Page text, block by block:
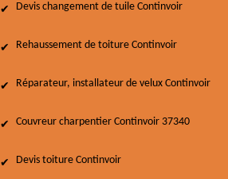
Devis changement de tuile Continvoir
Rehaussement de toiture Continvoir
Réparateur, installateur de velux Continvoir
Couvreur charpentier Continvoir 37340
Devis toiture Continvoir